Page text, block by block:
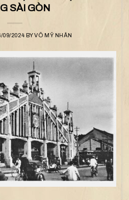
SÀI GÒN
09/2024 BYVÕ MỸ NHÂN